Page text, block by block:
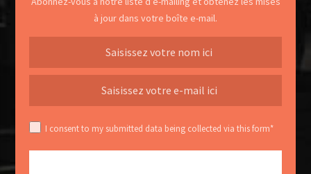
à jour dans votre boîte e-mail.
I consent to my submitted data being collected via this form*